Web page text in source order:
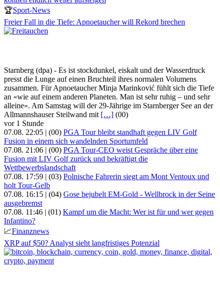
🏆Sport-News
Freier Fall in die Tiefe: Apnoetaucher will Rekord brechen
Starnberg (dpa) - Es ist stockdunkel, eiskalt und der Wasserdruck
presst die Lunge auf einen Bruchteil ihres normalen Volumens
zusammen. Für Apnoetaucher Minja Marinković fühlt sich die Tiefe
an «wie auf einem anderen Planeten. Man ist sehr ruhig – und sehr
alleine». Am Samstag will der 29-Jährige im Starnberger See an der
Allmannshauser Steilwand mit […] (00)
vor 1 Stunde
07.08. 22:05 | (00) PGA Tour bleibt standhaft gegen LIV Golf
Fusion in einem sich wandelnden Sportumfeld
07.08. 21:06 | (00) PGA Tour-CEO weist Gespräche über eine
Fusion mit LIV Golf zurück und bekräftigt die
Wettbewerbslandschaft
07.08. 17:59 | (03) Polnische Fahrerin siegt am Mont Ventoux und
holt Tour-Gelb
07.08. 16:15 | (04) Gose bejubelt EM-Gold - Wellbrock in der Seine
ausgebremst
07.08. 11:46 | (01) Kampf um die Macht: Wer ist für und wer gegen
Infantino?
📈Finanznews
XRP auf $50? Analyst sieht langfristiges Potenzial